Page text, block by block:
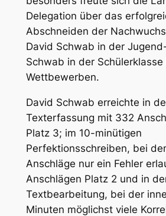
Delegation über das
Abschneiden der
David Schwab in der
Schwab in der
Wettbewerben.
David Schwab erreichte in
Texterfassung mit 332
Platz 3; im 10-minütigen
Perfektionsschreiben, bei
Anschläge nur ein Fehler
Anschlägen Platz 2 und in
Textbearbeitung, bei der
Minuten möglichst viele